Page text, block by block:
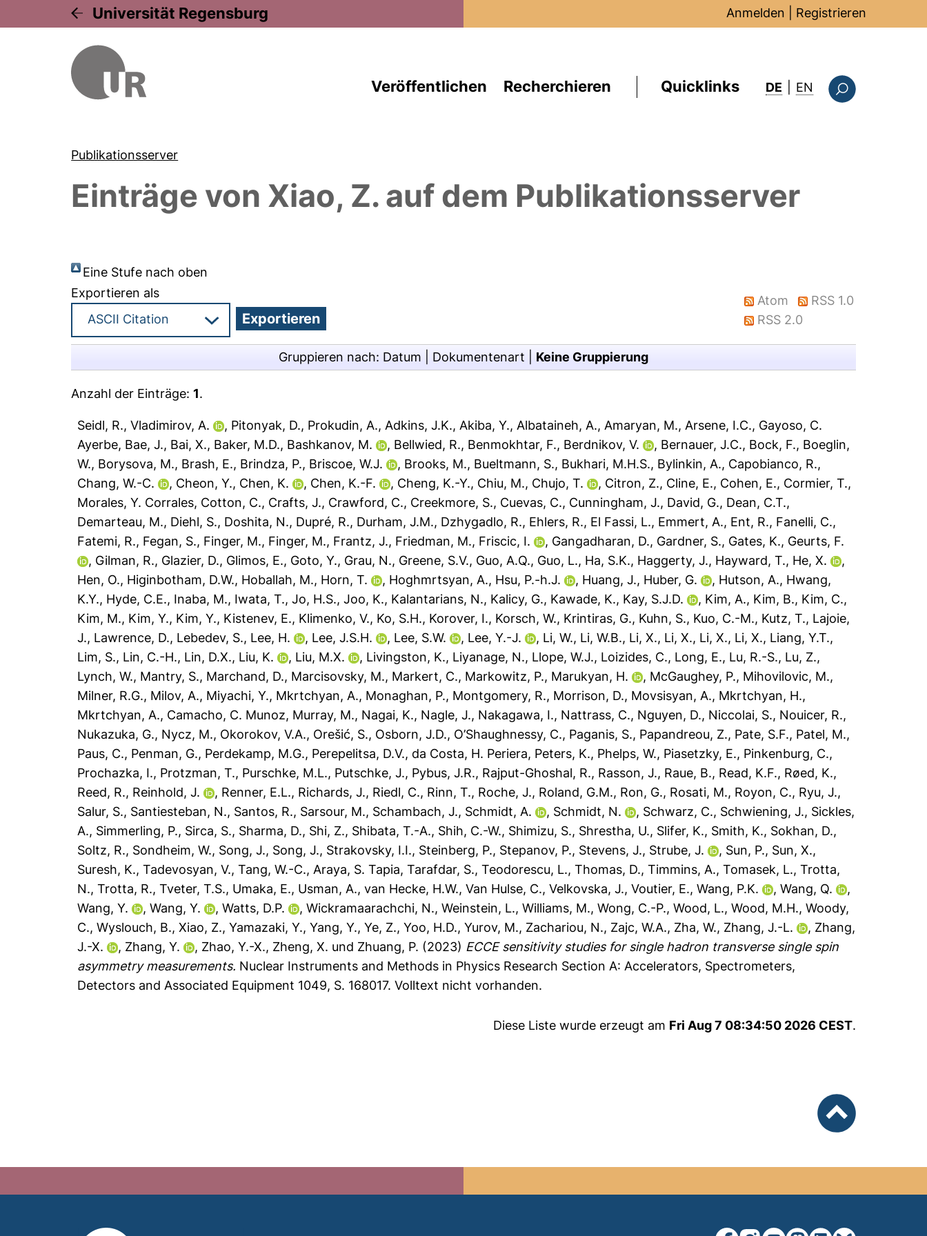
Universität Regensburg Anmelden Registrieren
Veröffentlichen Recherchieren Quicklinks DE EN : this page in
Publikationsserver
Einträge von Xiao, Z. auf dem Publikationsserver
Eine Stufe nach oben
Exportieren als
Atom
RSS 1.0
RSS 2.0
Gruppieren nach: Datum Dokumentenart Keine Gruppierung
Anzahl der Einträge:1.
Seidl, R.,Vladimirov, A. , Pitonyak, D., Prokudin, A., Adkins, J.K., Akiba, Y., Albataineh, A., Amaryan, M., Arsene, I.C., Gayoso, C.
Ayerbe, Bae, J., Bai, X., Baker, M.D., Bashkanov, M. , Bellwied, R., Benmokhtar, F., Berdnikov, V. , Bernauer, J.C., Bock, F., Boeglin,
W., Borysova, M., Brash, E., Brindza, P., Briscoe, W.J. , Brooks, M., Bueltmann, S., Bukhari, M.H.S., Bylinkin, A., Capobianco, R.,
Chang, W.-C.
, Cheon, Y., Chen, K. , Chen, K.-F. , Cheng, K.-Y., Chiu, M., Chujo, T. , Citron, Z., Cline, E., Cohen, E., Cormier, T.,
Morales, Y. Corrales, Cotton, C., Crafts, J., Crawford, C., Creekmore, S., Cuevas, C., Cunningham, J., David, G., Dean, C.T.,
Demarteau, M., Diehl, S., Doshita, N., Dupré, R., Durham, J.M., Dzhygadlo, R., Ehlers, R., El Fassi, L., Emmert, A., Ent, R., Fanelli, C.,
Fatemi, R., Fegan, S., Finger, M., Finger, M., Frantz, J., Friedman, M., Friscic, I. , Gangadharan, D., Gardner, S., Gates, K., Geurts, F.
, Gilman, R., Glazier, D., Glimos, E., Goto, Y., Grau, N., Greene, S.V., Guo, A.Q., Guo, L., Ha, S.K., Haggerty, J., Hayward, T., He, X.
,
Hen, O., Higinbotham, D.W., Hoballah, M., Horn, T. , Hoghmrtsyan, A., Hsu, P.-h.J. , Huang, J., Huber, G. , Hutson, A., Hwang,
K.Y., Hyde, C.E., Inaba, M., Iwata, T.,Jo, H.S.,Joo, K., Kalantarians, N., Kalicy, G., Kawade, K., Kay, S.J.D. , Kim, A., Kim, B., Kim, C.,
Kim, M., Kim, Y., Kim, Y., Kistenev, E., Klimenko, V., Ko, S.H., Korover, I., Korsch, W., Krintiras, G., Kuhn, S., Kuo, C.-M., Kutz, T., Lajoie,
J., Lawrence, D., Lebedev, S., Lee, H. , Lee, J.S.H. , Lee, S.W. , Lee, Y.-J. , Li, W., Li, W.B., Li, X., Li, X., Li, X., Li, X., Liang, Y.T.,
Lim, S., Lin, C.-H., Lin, D.X., Liu, K. , Liu, M.X. , Livingston, K., Liyanage, N., Llope, W.J., Loizides, C., Long, E., Lu, R.-S., Lu, Z.,
Lynch, W., Mantry, S., Marchand, D., Marcisovsky, M., Markert, C., Markowitz, P., Marukyan, H. , McGaughey, P., Mihovilovic, M.,
Milner, R.G., Milov, A., Miyachi, Y., Mkrtchyan, A., Monaghan, P., Montgomery, R., Morrison, D., Movsisyan, A., Mkrtchyan, H.,
Mkrtchyan, A., Camacho, C. Munoz, Murray, M., Nagai, K., Nagle, J., Nakagawa, I., Nattrass, C., Nguyen, D., Niccolai, S., Nouicer, R.,
Nukazuka, G., Nycz, M., Okorokov, V.A., Orešić, S., Osborn, J.D., O’Shaughnessy, C., Paganis, S., Papandreou, Z., Pate, S.F., Patel, M.,
Paus, C., Penman, G., Perdekamp, M.G., Perepelitsa, D.V., da Costa, H. Periera, Peters, K., Phelps, W., Piasetzky, E., Pinkenburg, C.,
Prochazka, I., Protzman, T., Purschke, M.L., Putschke, J., Pybus, J.R., Rajput-Ghoshal, R., Rasson, J., Raue, B., Read, K.F., Røed, K.,
Reed, R., Reinhold, J. , Renner, E.L., Richards, J., Riedl, C., Rinn, T., Roche, J., Roland, G.M., Ron, G., Rosati, M., Royon, C., Ryu, J.,
Salur, S., Santiesteban, N., Santos, R., Sarsour, M., Schambach, J., Schmidt, A. , Schmidt, N. , Schwarz, C., Schwiening, J., Sickles,
A., Simmerling, P., Sirca, S., Sharma, D., Shi, Z., Shibata, T.-A., Shih, C.-W., Shimizu, S., Shrestha, U., Slifer, K., Smith, K., Sokhan, D.,
Soltz, R., Sondheim, W., Song, J., Song, J., Strakovsky, I.I., Steinberg, P., Stepanov, P., Stevens, J., Strube, J. , Sun, P., Sun, X.,
Suresh, K.,Tadevosyan, V.,Tang, W.-C., Araya, S. Tapia,Tarafdar, S.,Teodorescu, L.,Thomas, D.,Timmins, A.,Tomasek, L.,Trotta,
N.,Trotta, R.,Tveter, T.S., Umaka, E., Usman, A.,van Hecke, H.W.,Van Hulse, C.,Velkovska, J.,Voutier, E.,Wang, P.K. ,Wang, Q.
,
Wang, Y.
,Wang, Y. ,Watts, D.P. ,Wickramaarachchi, N.,Weinstein, L.,Williams, M.,Wong, C.-P.,Wood, L.,Wood, M.H.,Woody,
C.,Wyslouch, B.,Xiao, Z.,Yamazaki, Y.,Yang, Y.,Ye, Z.,Yoo, H.D.,Yurov, M., Zachariou, N., Zajc, W.A., Zha, W., Zhang, J.-L. , Zhang,
J.-X.
, Zhang, Y. , Zhao, Y.-X., Zheng, X. und Zhuang, P. (2023) ECCE sensitivity studies for single hadron transverse single spin
asymmetry measurements. Nuclear Instruments and Methods in Physics Research Section A: Accelerators, Spectrometers,
Detectors and Associated Equipment 1049, S. 168017.Volltext nicht vorhanden.
Diese Liste wurde erzeugt am Fri Aug 7 08:34:50 2026 CEST.